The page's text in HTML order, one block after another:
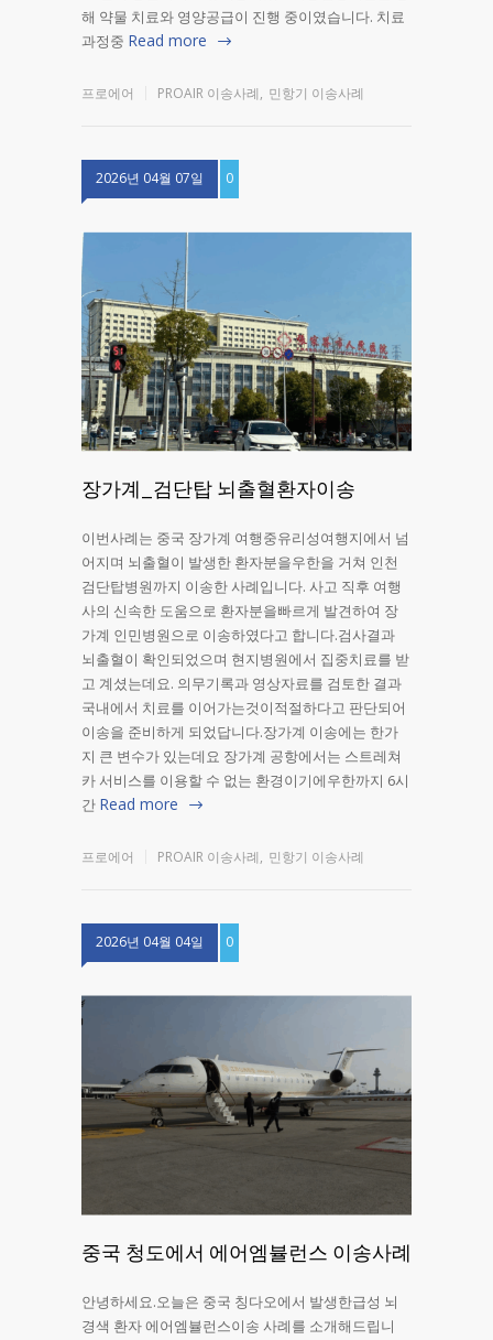
해 약물 치료와 영양공급이 진행 중이였습니다. 치료
과정중 Read more
프로에어 PROAIR 이송사례, 민항기 이송사례
2026년 04월 07일 0
장가계_검단탑 뇌출혈환자이송
이번사례는 중국 장가계 여행중유리성여행지에서 넘
어지며 뇌출혈이 발생한 환자분을우한을 거쳐 인천
검단탑병원까지 이송한 사례입니다. 사고 직후 여행
사의 신속한 도움으로 환자분을빠르게 발견하여 장
가계 인민병원으로 이송하였다고 합니다.검사결과
뇌출혈이 확인되었으며 현지병원에서 집중치료를 받
고 계셨는데요. 의무기록과 영상자료를 검토한 결과
국내에서 치료를 이어가는것이적절하다고 판단되어
이송을 준비하게 되었답니다.장가계 이송에는 한가
지 큰 변수가 있는데요 장가계 공항에서는 스트레쳐
카 서비스를 이용할 수 없는 환경이기에우한까지 6시
간 Read more
프로에어 PROAIR 이송사례, 민항기 이송사례
2026년 04월 04일 0
중국 청도에서 에어엠뷸런스 이송사례
안녕하세요.오늘은 중국 칭다오에서 발생한급성 뇌
경색 환자 에어엠뷸런스이송 사례를 소개해드립니